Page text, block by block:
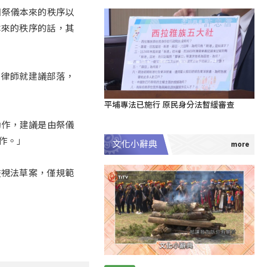
儀本來的秩序以
的秩序的話，其
師就建議部落，
，建議是由祭儀
。」
法草案，僅規範
平埔專法已施行 原民身分法暫緩審查
文化小辭典